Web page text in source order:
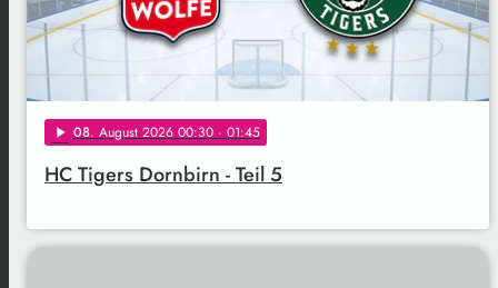
play_arrow 08. August 2026 00:30 · 01:45
HC Tigers Dornbirn - Teil 5